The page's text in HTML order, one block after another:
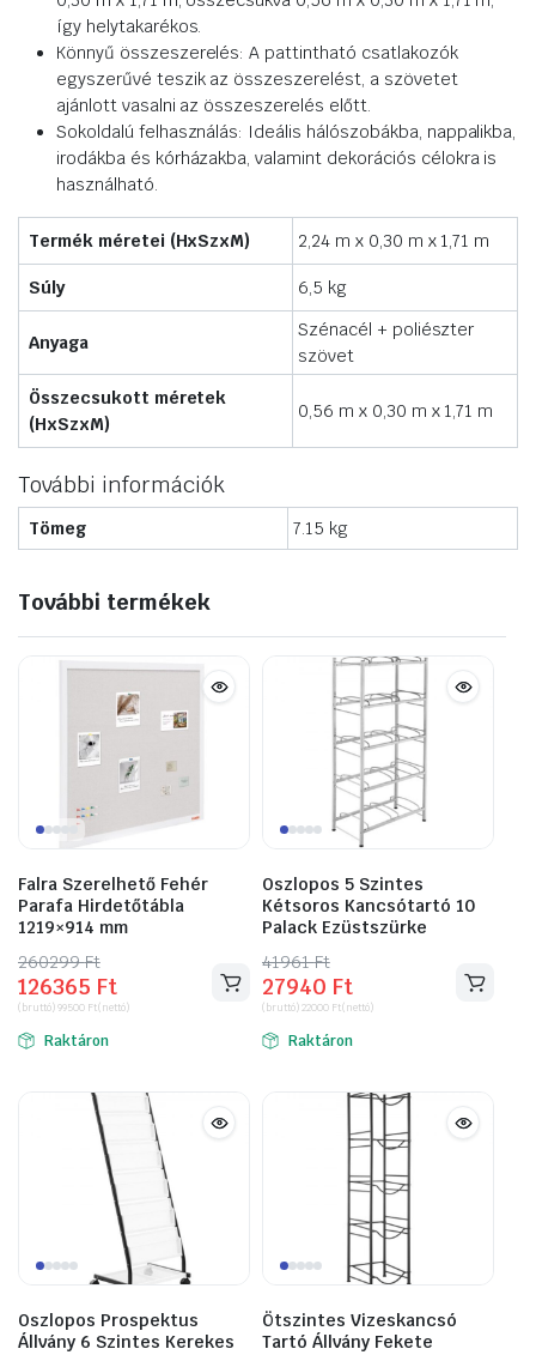
így helytakarékos.
Könnyű összeszerelés: A pattintható csatlakozók
egyszerűvé teszik az összeszerelést, a szövetet
ajánlott vasalni az összeszerelés előtt.
Sokoldalú felhasználás: Ideális hálószobákba, nappalikba,
irodákba és kórházakba, valamint dekorációs célokra is
használható.
Termék méretei (HxSzxM) 2,24 m x 0,30 m x 1,71 m
Súly 6,5 kg
Anyaga
Szénacél + poliészter
szövet
Összecsukott méretek
(HxSzxM)
0,56 m x 0,30 m x 1,71 m
További információk
Tömeg 7.15 kg
További termékek
Falra Szerelhető Fehér
Parafa Hirdetőtábla
1219×914 mm
260299Ft
Original
price
was:
260299 Ft.
126365 Ft
Current
price
is:
126365 Ft.
(bruttó)99500 Ft(nettó)
Raktáron
Oszlopos 5 Szintes
Kétsoros Kancsótartó 10
Palack Ezüstszürke
41961Ft
Original
price
was:
41961 Ft.
27940 Ft
Current
price
is:
27940 Ft.
(bruttó)22000 Ft(nettó)
Raktáron
Oszlopos Prospektus
Állvány 6 Szintes Kerekes
Ötszintes Vizeskancsó
Tartó Állvány Fekete